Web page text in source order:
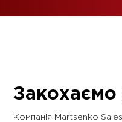
Закохаємо
Компанія Martsenko